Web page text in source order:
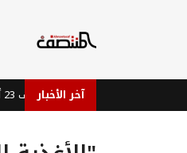
آخر الأخبار
الاقتصاد الأمريكي يضيف 23 ألف وظيفة في يوليو والبطالة تتراجع إلى 4.1%